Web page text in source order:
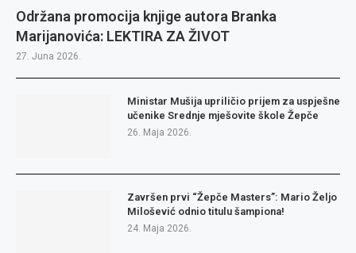
Održana promocija knjige autora Branka
Marijanovića: LEKTIRA ZA ŽIVOT
27. Juna 2026.
Ministar Mušija upriličio prijem za uspješne
učenike Srednje mješovite škole Žepče
26. Maja 2026.
Završen prvi “Žepče Masters”: Mario Željo
Milošević odnio titulu šampiona!
24. Maja 2026.